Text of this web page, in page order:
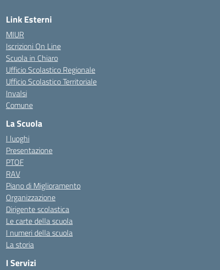
Link Esterni
MIUR
Iscrizioni On Line
Scuola in Chiaro
Ufficio Scolastico Regionale
Ufficio Scolastico Territoriale
Invalsi
Comune
La Scuola
I luoghi
Presentazione
PTOF
RAV
Piano di Miglioramento
Organizzazione
Dirigente scolastica
Le carte della scuola
I numeri della scuola
La storia
I Servizi